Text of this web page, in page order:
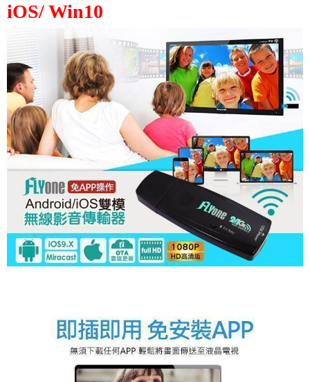
iOS/ Win10